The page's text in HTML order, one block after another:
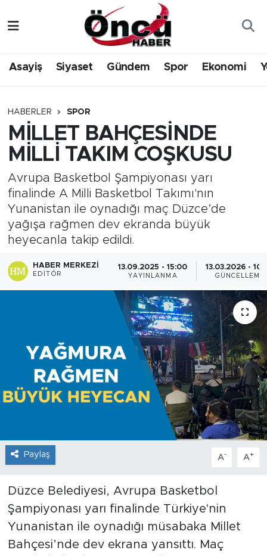
Asayiş Siyaset Gündem Spor Ekonomi
HABERLER SPOR
MİLLET BAHÇESİNDE
MİLLİ TAKIM COŞKUSU
Avrupa Basketbol Şampiyonası yarı
finalinde A Milli Basketbol Takımı'nın
Yunanistan ile oynadığı maç Düzce’de
yağışa rağmen dev ekranda büyük
heyecanla takip edildi.
HABER MERKEZI
EDITÖR
13.09.2025 - 15:00
YAYINLANMA
13.03.2026 -
GÜNCELLEME
Paylaş A- A+
Düzce Belediyesi, Avrupa Basketbol
Şampiyonası yarı finalinde Türkiye'nin
Yunanistan ile oynadığı müsabaka Millet
Bahçesi’nde dev ekrana yansıttı. Maç
Gündem
Spor
Yerel Haber
Öncü Radyo Dinle
Düzce Nöbetçi Eczaneler
Düzce Hava Durumu
Düzce Trafik Yoğunluk Haritası
Süper Lig Puan Durumu ve Fikstür
Tüm Manşetler
Son Dakika Haberleri